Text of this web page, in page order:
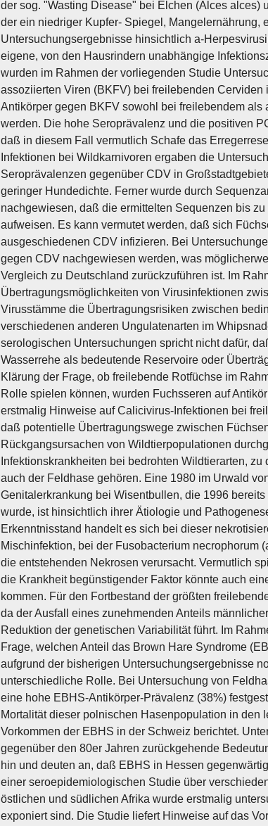
der sog. "Wasting Disease" bei Elchen (Alces
der ein niedriger Kupfer- Spiegel,
Untersuchungsergebnisse hinsichtlich a-
eigene, von den Hausrindern unabhängige
wurden im Rahmen der vorliegenden Studie
assoziierten Viren (BKFV) bei freilebenden
Antikörper gegen BKFV sowohl bei freilebendem
werden. Die hohe Seroprävalenz und die positiven
daß in diesem Fall vermutlich Schafe das
Infektionen bei Wildkarnivoren ergaben die
Seroprävalenzen gegenüber CDV in
geringer Hundedichte. Ferner wurde durch
nachgewiesen, daß die ermittelten Sequenzen bis
aufweisen. Es kann vermutet werden, daß sich
ausgeschiedenen CDV infizieren. Bei
gegen CDV nachgewiesen werden, was
Vergleich zu Deutschland zurückzuführen ist. Im
Übertragungsmöglichkeiten von Virusinfektionen
Virusstämme die Übertragungsrisiken zwischen
verschiedenen anderen Ungulatenarten im
serologischen Untersuchungen spricht nicht dafür,
Wasserrehe als bedeutende Reservoire oder
Klärung der Frage, ob freilebende Rotfüchse im
Rolle spielen können, wurden Fuchsseren auf
erstmalig Hinweise auf Calicivirus-Infektionen bei
daß potentielle Übertragungswege zwischen
Rückgangsursachen von Wildtierpopulationen
Infektionskrankheiten bei bedrohten Wildtierarten,
auch der Feldhase gehören. Eine 1980 im Urwald
Genitalerkrankung bei Wisentbullen, die 1996
wurde, ist hinsichtlich ihrer Ätiologie und
Erkenntnisstand handelt es sich bei dieser
Mischinfektion, bei der Fusobacterium necrophorum
die entstehenden Nekrosen verursacht. Vermutlich
die Krankheit begünstigender Faktor könnte auch
kommen. Für den Fortbestand der größten
da der Ausfall eines zunehmenden Anteils
Reduktion der genetischen Variabilität führt. Im
Frage, welchen Anteil das Brown Hare Syndrome
aufgrund der bisherigen Untersuchungsergebnisse
unterschiedliche Rolle. Bei Untersuchung von
eine hohe EBHS-Antikörper-Prävalenz (38%)
Mortalität dieser polnischen Hasenpopulation in den
Vorkommen der EBHS in der Schweiz berichtet.
gegenüber den 80er Jahren zurückgehende
hin und deuten an, daß EBHS in Hessen
einer seroepidemiologischen Studie über
östlichen und südlichen Afrika wurde erstmalig
exponiert sind. Die Studie liefert Hinweise auf das